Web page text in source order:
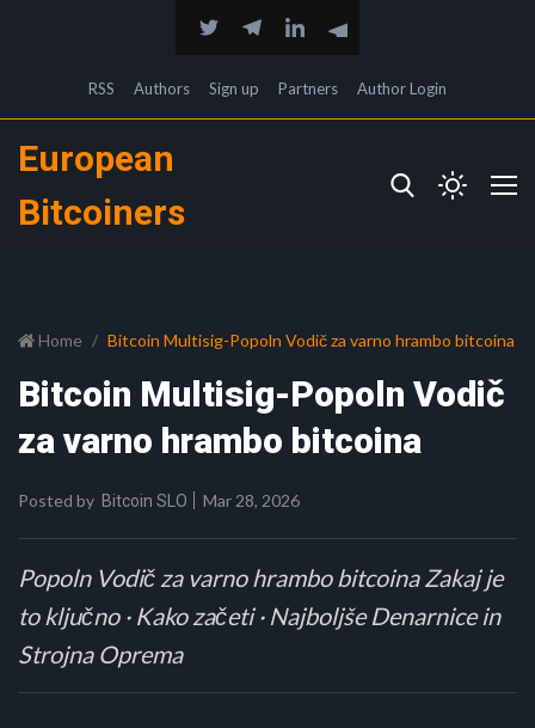
RSS Authors Sign up Partners Author Login
European
Bitcoiners
Home Bitcoin Multisig-Popoln Vodič za varno hrambo bitcoina
Bitcoin Multisig-Popoln Vodič
za varno hrambo bitcoina
Posted by Bitcoin SLO Mar 28, 2026
Popoln Vodič za varno hrambo bitcoina Zakaj je
to ključno · Kako začeti · Najboljše Denarnice in
Strojna Oprema